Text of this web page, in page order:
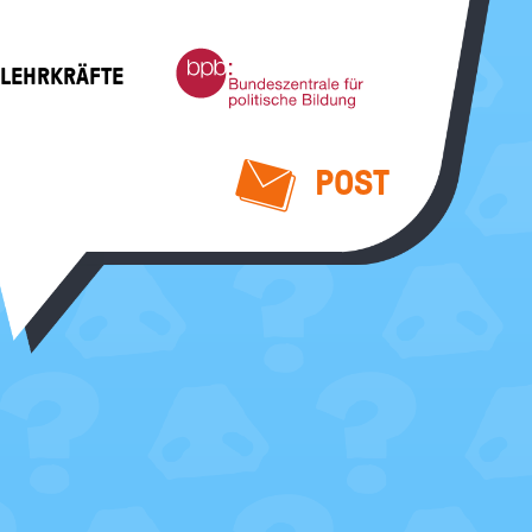
Bundeszentrale
für
politische
POST